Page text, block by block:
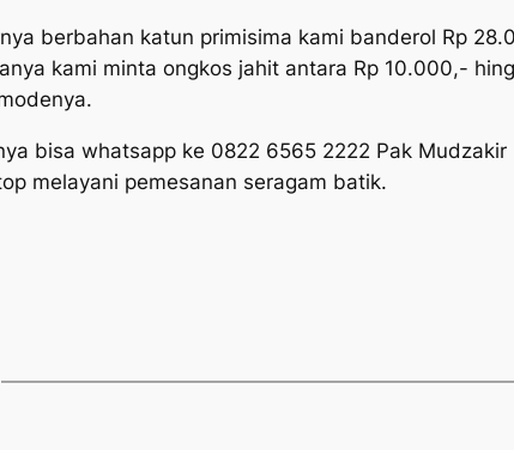
berbahan katun primisima kami banderol Rp
kami minta ongkos jahit antara Rp 10.000,-
bisa whatsapp ke 0822 6565 2222 Pak Mudzakir
melayani pemesanan seragam batik.